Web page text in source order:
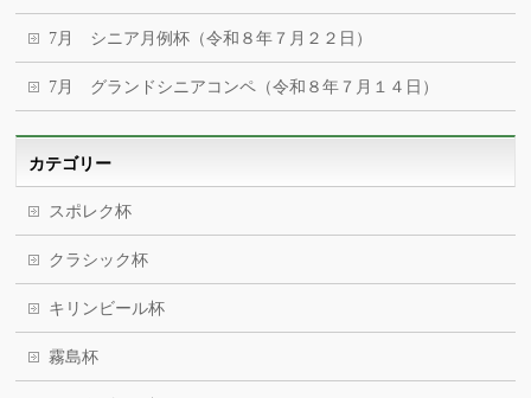
7月 シニア月例杯（令和８年７月２２日）
7月 グランドシニアコンペ（令和８年７月１４日）
カテゴリー
スポレク杯
クラシック杯
キリンビール杯
霧島杯